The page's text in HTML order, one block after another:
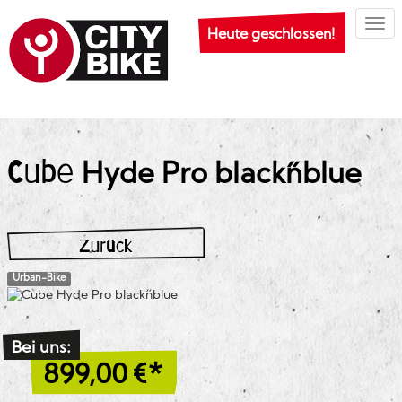
Heute geschlossen!
Cube Hyde Pro black´n´blue
Zurück
Urban-Bike
Bei uns:
899,00 €*